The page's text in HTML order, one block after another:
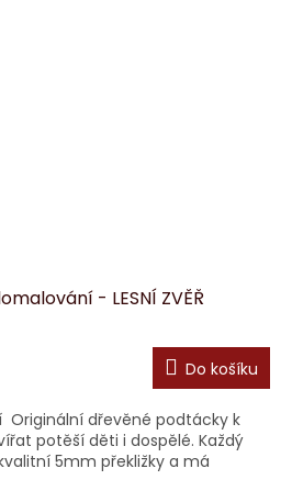
- LESNÍ ZVĚŘ
Do košíku
Originální dřevěné podtácky k
potěší děti i dospělé. Každý
5mm překližky a má